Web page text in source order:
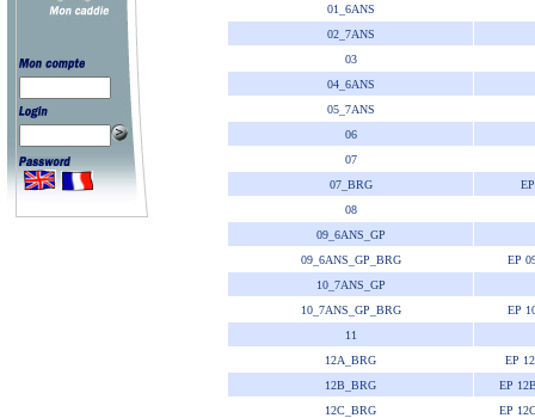
01_6ANS
02_7ANS
03
04_6ANS
05_7ANS
06
07
07_BRG
08
09_6ANS_GP
09_6ANS_GP_BRG
EP
10_7ANS_GP
10_7ANS_GP_BRG
EP
11
12A_BRG
EP
12B_BRG
EP
12C_BRG
EP